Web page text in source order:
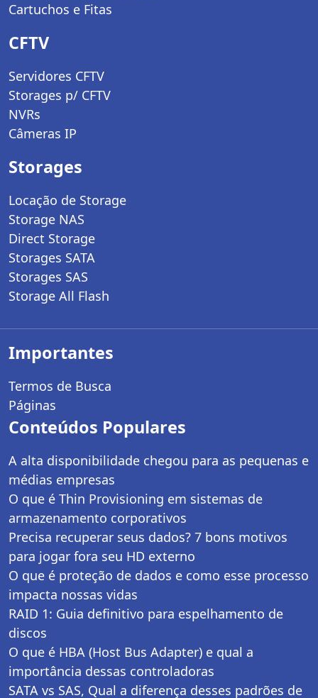
Cartuchos e Fitas
CFTV
Servidores CFTV
Storages p/ CFTV
NVRs
Câmeras IP
Storages
Locação de Storage
Storage NAS
Direct Storage
Storages SATA
Storages SAS
Storage All Flash
Importantes
Termos de Busca
Páginas
Conteúdos Populares
A alta disponibilidade chegou para as pequenas e
médias empresas
O que é Thin Provisioning em sistemas de
armazenamento corporativos
Precisa recuperar seus dados? 7 bons motivos
para jogar fora seu HD externo
O que é proteção de dados e como esse processo
impacta nossas vidas
RAID 1: Guia definitivo para espelhamento de
discos
O que é HBA (Host Bus Adapter) e qual a
importância dessas controladoras
SATA vs SAS, Qual a diferença desses padrões de